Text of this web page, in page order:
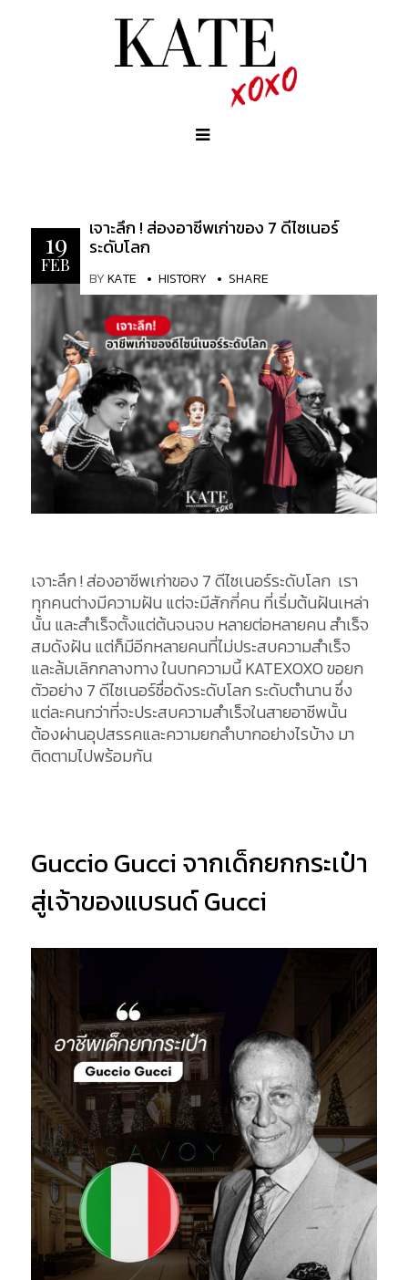
19
FEB
เจาะลึก ! ส่องอาชีพเก่าของ 7 ดีไซเนอร์
ระดับโลก
BYKATE HISTORY SHARE
เจาะลึก ! ส่องอาชีพเก่าของ 7 ดีไซเนอร์ระดับโลก เรา
ทุกคนต่างมีความฝัน แต่จะมีสักกี่คน ที่เริ่มต้นฝันเหล่า
นั้น และสำเร็จตั้งแต่ต้นจนจบ หลายต่อหลายคน สำเร็จ
สมดังฝัน แต่ก็มีอีกหลายคนที่ไม่ประสบความสำเร็จ
และล้มเลิกกลางทาง ในบทความนี้ KATEXOXO ขอยก
ตัวอย่าง 7 ดีไซเนอร์ชื่อดังระดับโลก ระดับตำนาน ซึ่ง
แต่ละคนกว่าที่จะประสบความสำเร็จในสายอาชีพนั้น
ต้องผ่านอุปสรรคและความยกลำบากอย่างไรบ้าง มา
ติดตามไปพร้อมกัน
Guccio Gucci จากเด็กยกกระเป๋า
สู่เจ้าของแบรนด์ Gucci